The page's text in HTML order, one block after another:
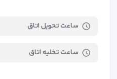
ساعت تحویل اتاق
ساعت تخلیه اتاق